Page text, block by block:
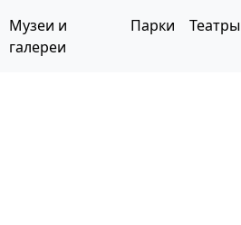
Музеи и
галереи
Парки Театры